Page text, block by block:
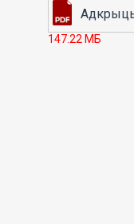
147.22 МБ